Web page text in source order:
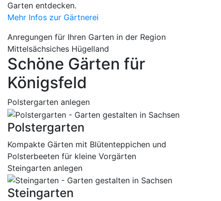
Garten entdecken.
Mehr Infos zur Gärtnerei
Anregungen für Ihren Garten in der Region
Mittelsächsiches Hügelland
Schöne Gärten für
Königsfeld
Polstergarten anlegen
Polstergarten
Kompakte Gärten mit Blütenteppichen und
Polsterbeeten für kleine Vorgärten
Steingarten anlegen
Steingarten